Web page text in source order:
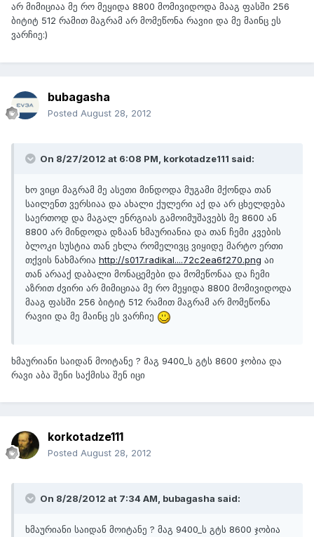
არ მიმიციაა მე რო მეყიდა 8800 მომივიდოდა მააგ ფასში 256
ბიტიტ 512 რამით მაგრამ არ მომეწონა რავიი და მე მაინც ეს
ვარჩიე:)
bubagasha
Posted August 28, 2012
On 8/27/2012 at 6:08 PM, korkotadze111 said:
ხო ვიცი მაგრამ მე ასეთი მინდოდა მუგამი მქონდა თან
საილენთ ვერსიაა და ახალი ქულერი აქ და არ ცხელდება
საერთოდ და მაგალ ენრგიას გამოიმუშავებს მე 8600 ან
8800 არ მინდოდა დზაან ხმაურიანია და თან ჩემი კვების
ბლოკი სუსტია თან ეხლა რომელივც ვიყიდე მარტო ერთი
თქვის ნახმარია http://s017.radikal....72c2ea6f270.png აი
თან არააქ დაბალი მონაცემები და მომეწონაა და ჩემი
აზრით ძვირი არ მიმიციაა მე რო მეყიდა 8800 მომივიდოდა
მააგ ფასში 256 ბიტიტ 512 რამით მაგრამ არ მომეწონა
რავიი და მე მაინც ეს ვარჩიე
ხმაურიანი საიდან მოიტანე ? მაგ 9400_ს გტს 8600 ჯობია და
რავი აბა შენი საქმისა შენ იცი
korkotadze111
Posted August 28, 2012
On 8/28/2012 at 7:34 AM, bubagasha said:
ხმაურიანი საიდან მოიტანე ? მაგ 9400_ს გტს 8600 ჯობია